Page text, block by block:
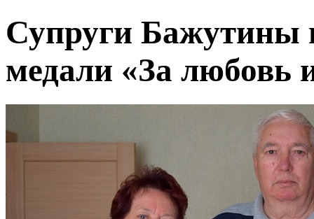
Супруги Бажутины
медали «За любовь